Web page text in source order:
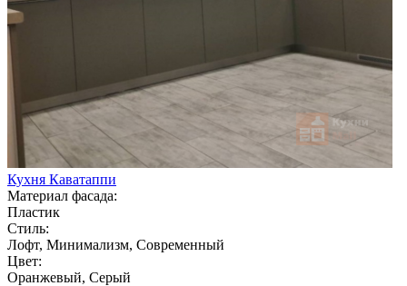
Кухня Каватаппи
Материал фасада:
Пластик
Стиль:
Лофт, Минимализм, Современный
Цвет:
Оранжевый, Серый